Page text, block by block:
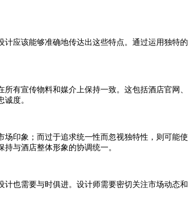
应该能够准确地传达出这些特点。通过运用独特的
有宣传物料和媒介上保持一致。这包括酒店官网、
度。
印象；而过于追求统一性而忽视独特性，则可能使
与酒店整体形象的协调统一。
也需要与时俱进。设计师需要密切关注市场动态和